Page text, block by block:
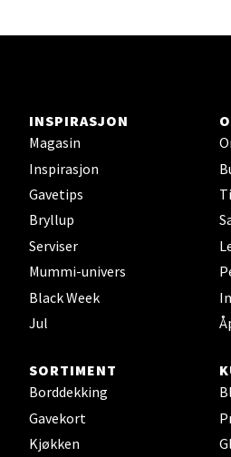
INSPIRASJON
Magasin
Inspirasjon
Gavetips
Bryllup
Serviser
Mummi-univers
Black Week
Jul
SORTIMENT
Borddekking
Gavekort
Kjøkken
Ski - Thon Senter
3 i butikk
Sortland - Sortland
Strangata 26, 8400 Sortland